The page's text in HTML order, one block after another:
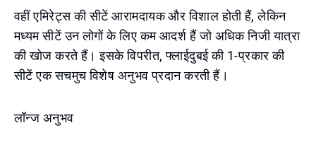
वहीं एमिरेट्स की सीटें आरामदायक और विशाल होती हैं, लेकिन
मध्यम सीटें उन लोगों के लिए कम आदर्श हैं जो अधिक निजी यात्रा
की खोज करते हैं। इसके विपरीत, फ्लाईदुबई की 1-प्रकार की
सीटें एक सचमुच विशेष अनुभव प्रदान करती हैं।
लॉन्ज अनुभव